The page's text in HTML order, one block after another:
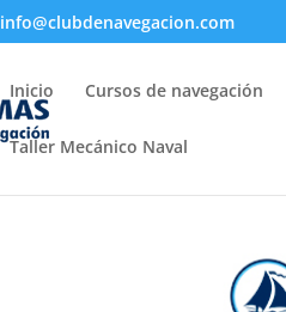
info@clubdenavegacion.com
Inicio Cursos de navegación
Taller Mecánico Naval